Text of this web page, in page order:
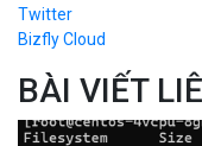
trong việc bảo vệ hệ
cách chỉ cho phép truy
server của mình khỏi
bảo rằng các kết nối
toàn hệ thống.